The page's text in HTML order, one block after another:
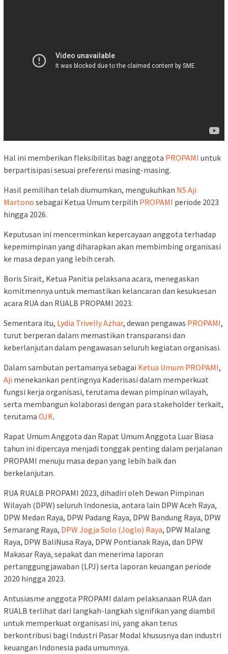
Hal ini memberikan fleksibilitas bagi anggota PROPAMI untuk
berpartisipasi sesuai preferensi masing-masing.
Hasil pemilihan telah diumumkan, mengukuhkan NS Aji
Martono sebagai Ketua Umum terpilih PROPAMI periode 2023
hingga 2026.
Keputusan ini mencerminkan kepercayaan anggota terhadap
kepemimpinan yang diharapkan akan membimbing organisasi
ke masa depan yang lebih cerah.
Boris Sirait, Ketua Panitia pelaksana acara, menegaskan
komitmennya untuk memastikan kelancaran dan kesuksesan
acara RUA dan RUALB PROPAMI 2023.
Sementara itu, Lydia Trivelly Azhar, dewan pengawas PROPAMI,
turut berperan dalam memastikan transparansi dan
keberlanjutan dalam pengawasan seluruh kegiatan organisasi.
Dalam sambutan pertamanya sebagai Ketua Umum PROPAMI,
Aji menekankan pentingnya Kaderisasi dalam memperkuat
fungsi kerja organisasi, terutama dewan pimpinan wilayah,
serta membangun kolaborasi dengan para stakeholder terkait,
terutama OJK.
Rapat Umum Anggota dan Rapat Umum Anggota Luar Biasa
tahun ini dipercaya menjadi tonggak penting dalam perjalanan
PROPAMI menuju masa depan yang lebih baik dan
berkelanjutan.
RUA RUALB PROPAMI 2023, dihadiri oleh Dewan Pimpinan
Wilayah (DPW) seluruh Indonesia, antara lain DPW Aceh Raya,
DPW Medan Raya, DPW Padang Raya, DPW Bandung Raya, DPW
Semarang Raya, DPW Jogja Solo (Joglo) Raya, DPW Malang
Raya, DPW BaliNusa Raya, DPW Pontianak Raya, dan DPW
Makasar Raya, sepakat dan menerima laporan
pertanggungjawaban (LPJ) serta laporan keuangan periode
2020 hingga 2023.
Antusiasme anggota PROPAMI dalam pelaksanaan RUA dan
RUALB terlihat dari langkah-langkah signifikan yang diambil
untuk memperkuat organisasi ini, yang akan terus
berkontribusi bagi Industri Pasar Modal khususnya dan industri
keuangan Indonesia pada umumnya.